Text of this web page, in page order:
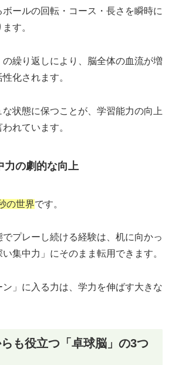
ールの回転・コース・長さを瞬時に
す。
繰り返しにより、脳全体の血流が増
化されます。
な状態に保つことが、学習能力の向上
れています。
の劇的な向上
の世界です。
プレーし続ける経験は、机に向かっ
集中力」にそのまま転用できます。
」に入る力は、学力を伸ばす大きな
も役立つ「卓球脳」の3つ